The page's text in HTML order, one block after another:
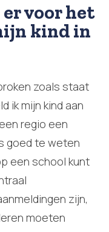
voor het
kind in
zoals staat
ik mijn kind aan
regio een
goed te weten
een school kunt
zijn,
moeten